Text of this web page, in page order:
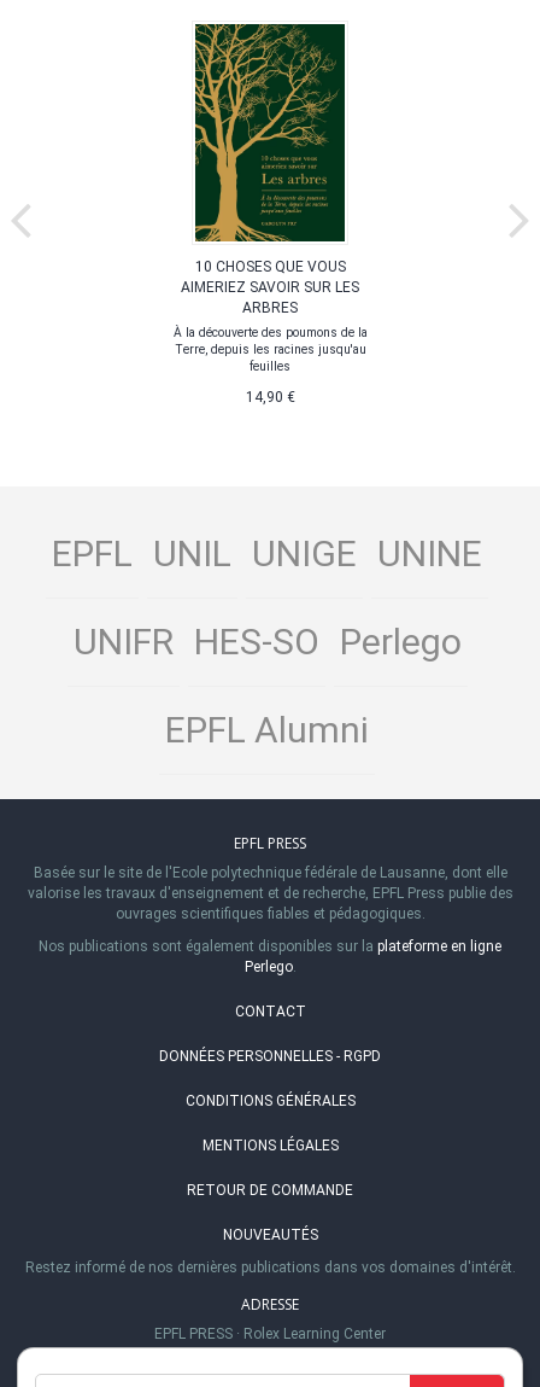
10 CHOSES QUE VOUS
AIMERIEZ SAVOIR SUR LES
ARBRES
À la découverte des poumons de la
Terre, depuis les racines jusqu'au
feuilles
14,90 €
EPFL UNIL UNIGE UNINE
UNIFR HES-SO Perlego
EPFL Alumni
EPFL PRESS
Basée sur le site de l'Ecole polytechnique fédérale de Lausanne, dont elle
valorise les travaux d'enseignement et de recherche, EPFL Press publie des
ouvrages scientifiques fiables et pédagogiques.
Nos publications sont également disponibles sur la plateforme en ligne
Perlego.
CONTACT
DONNÉES PERSONNELLES - RGPD
CONDITIONS GÉNÉRALES
MENTIONS LÉGALES
RETOUR DE COMMANDE
NOUVEAUTÉS
Restez informé de nos dernières publications dans vos domaines d'intérêt.
ADRESSE
EPFL PRESS · Rolex Learning Center